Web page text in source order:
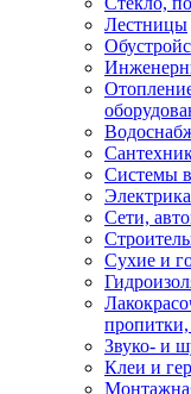
Лестницы
Системы
Сети,
Сухие и
Звуко- и
Клеи и